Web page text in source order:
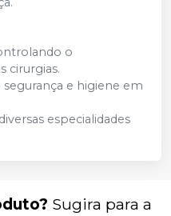
o
cirurgias.
e higiene em
especialidades
Sugira para a